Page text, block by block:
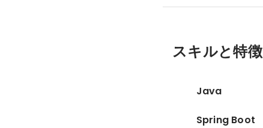
スキルと特徴
Java
Spring Boot